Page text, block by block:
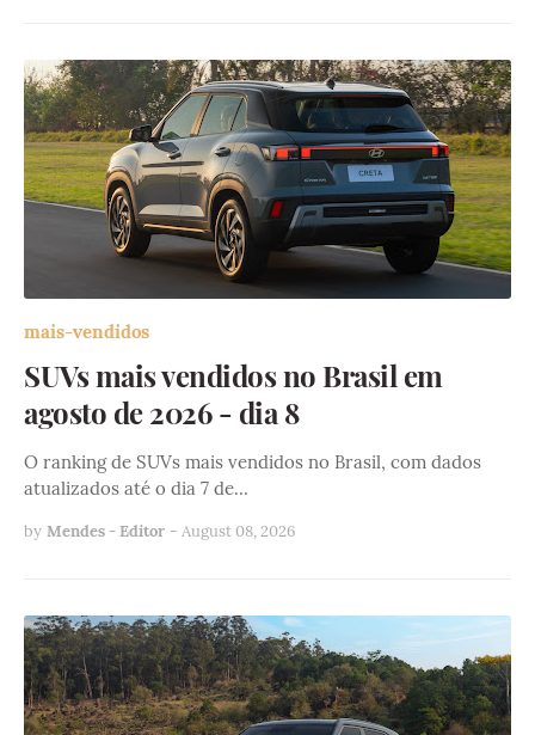
mais-vendidos
SUVs mais vendidos no Brasil em
agosto de 2026 - dia 8
O ranking de SUVs mais vendidos no Brasil, com dados
atualizados até o dia 7 de…
by Mendes - Editor - August 08, 2026